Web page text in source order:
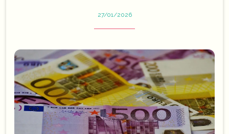
27/01/2026